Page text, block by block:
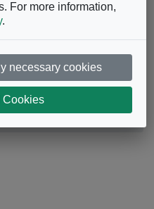
Spider
For more information,
.
necessary cookies
Cookies